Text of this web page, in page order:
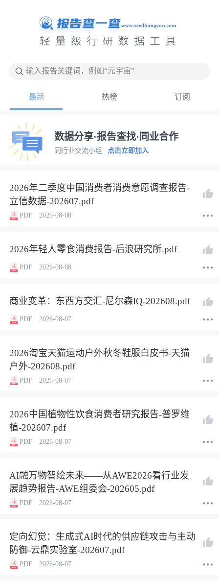
输入报告关键词，例如“元宇宙”
最新 热榜 订阅
数据分享·报告查找·同业合作
同行业交流小组 点击立即加入
2026年二季度中国消费者消费意愿调查报告-
立信数据-202607.pdf
PDF 2026-08-08
2026年轻人零食消费报告-后浪研究所.pdf
PDF 2026-08-08
商业变革：东西方交汇-尼尔森IQ-202608.pdf
PDF 2026-08-07
2026淘宝天猫运动户外秋冬鞋服白皮书-天猫
户外-202608.pdf
PDF 2026-08-07
2026中国植物性饮食消费者研究报告-普罗维
植-202607.pdf
PDF 2026-08-07
AI融万物智绘未来——从AWE2026看行业发
展趋势报告-AWE组委会-202605.pdf
PDF 2026-08-07
定向幻觉：生成式AI时代的供应链攻击与主动
防御-云鼎实验室-202607.pdf
PDF 2026-08-07